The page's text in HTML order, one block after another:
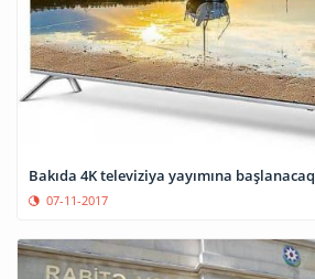
Bakıda 4K televiziya yayımına başlanacaq
07-11-2017